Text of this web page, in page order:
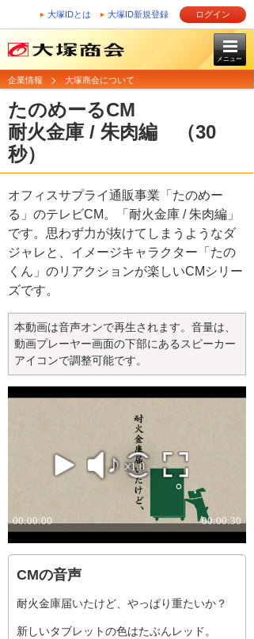
大塚IDとは 大塚ID新規登録 ログイン
メニュー
企業情報 大塚商会について
たのめーるCM
耐火金庫 / 朱肉編 （30
秒）
オフィスサプライ通販事業「たのめー
る」のテレビCM。「耐火金庫 / 朱肉編」
です。思わず力が抜けてしまうようなダ
ジャレと、イメージキャラクター「たの
くん」のリアクションが楽しいCMシリー
ズです。
本動画は音声オンで再生されます。音量は、
動画プレーヤー画面の下部にあるスピーカー
アイコンで調整可能です。
CMの音声
耐火金庫届いたけど、やっぱり重たいか？
新しいタブレットの色はたぶんレッド。